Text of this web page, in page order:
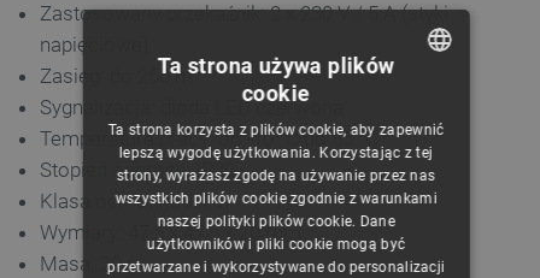
Zastosowany przekaźnik: 2 x 230 V / 5 A (styki
napięciowe)
Zasięg: do 250 m
Sygnalizacja: dioda LED czerwona
Temperatura pracy: od -10 °C do 55 °C
Stopień ochrony: IP20
Klasa ochronności: II
Wymiary: 47,5 x 47,5 x 20 mm
Masa: 39 g
CZECH
ENGLISH
GERMAN
Ta strona używa plików
cookie
Ta strona korzysta z plików cookie, aby zapewnić
lepszą wygodę użytkowania. Korzystając z tej
strony, wyrażasz zgodę na używanie przez nas
wszystkich plików cookie zgodnie z warunkami
naszej polityki plików cookie. Dane
użytkowników i pliki cookie mogą być
przetwarzane i wykorzystywane do personalizacji